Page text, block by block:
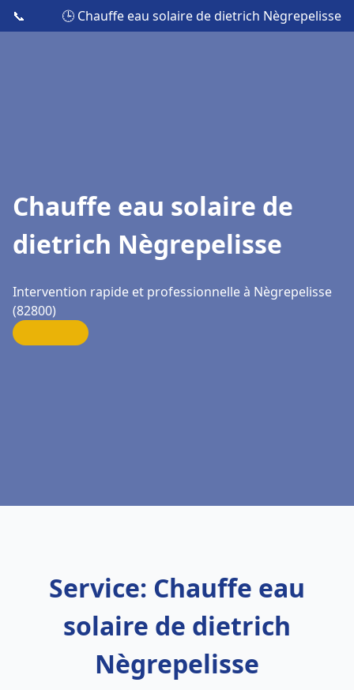
📞 🕒 Chauffe eau solaire de dietrich Nègrepelisse
Chauffe eau solaire de
dietrich Nègrepelisse
Intervention rapide et professionnelle à Nègrepelisse
(82800)
Service: Chauffe eau
solaire de dietrich
Nègrepelisse